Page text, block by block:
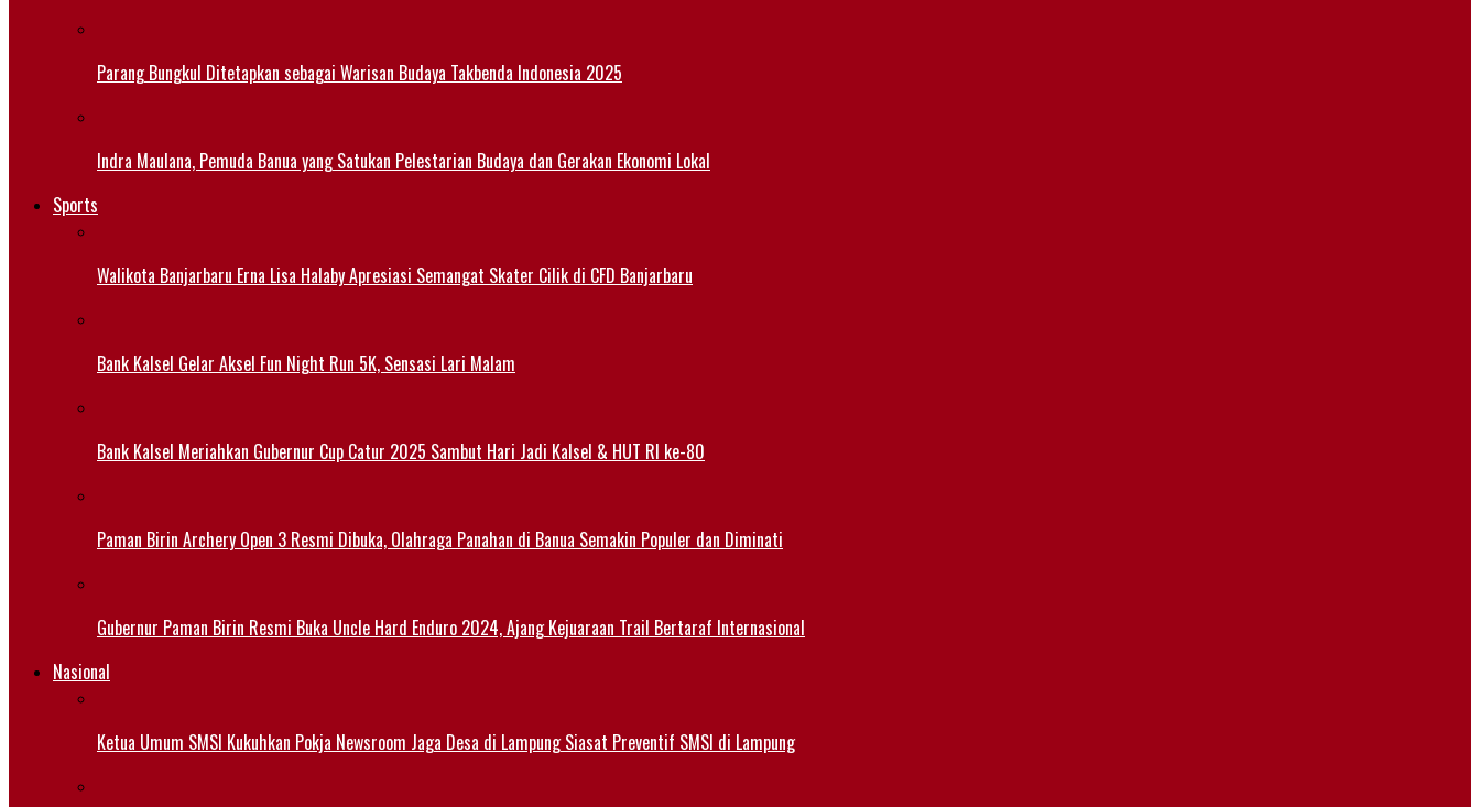
Parang Bungkul Ditetapkan sebagai Warisan Budaya Takbenda Indonesia 2025
Indra Maulana, Pemuda Banua yang Satukan Pelestarian Budaya dan Gerakan Ekonomi Lokal
Sports
Walikota Banjarbaru Erna Lisa Halaby Apresiasi Semangat Skater Cilik di CFD Banjarbaru
Bank Kalsel Gelar Aksel Fun Night Run 5K, Sensasi Lari Malam
Bank Kalsel Meriahkan Gubernur Cup Catur 2025 Sambut Hari Jadi Kalsel & HUT RI ke-80
Paman Birin Archery Open 3 Resmi Dibuka, Olahraga Panahan di Banua Semakin Populer dan Diminati
Gubernur Paman Birin Resmi Buka Uncle Hard Enduro 2024, Ajang Kejuaraan Trail Bertaraf Internasional
Nasional
Ketua Umum SMSI Kukuhkan Pokja Newsroom Jaga Desa di Lampung Siasat Preventif SMSI di Lampung